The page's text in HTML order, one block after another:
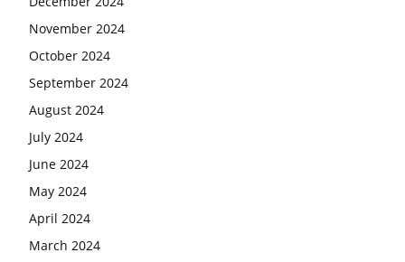
November 2024
October 2024
September 2024
August 2024
July 2024
June 2024
May 2024
April 2024
March 2024